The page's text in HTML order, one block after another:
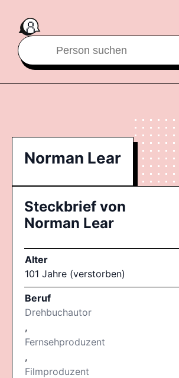
Norman Lear
Steckbrief von
Norman Lear
Alter
101 Jahre (verstorben)
Beruf
Drehbuchautor
,
Fernsehproduzent
,
Filmproduzent